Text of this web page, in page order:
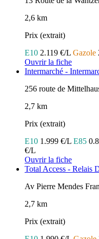
2,6 km
Prix (extrait)
E10 2.119 €/L Gazole
Ouvrir la fiche
Intermarché -
256 route de
2,7 km
Prix (extrait)
E10 1.999 €/L E85
€/L
Ouvrir la fiche
Total Access - Relais
Av Pierre Mendes
2,7 km
Prix (extrait)